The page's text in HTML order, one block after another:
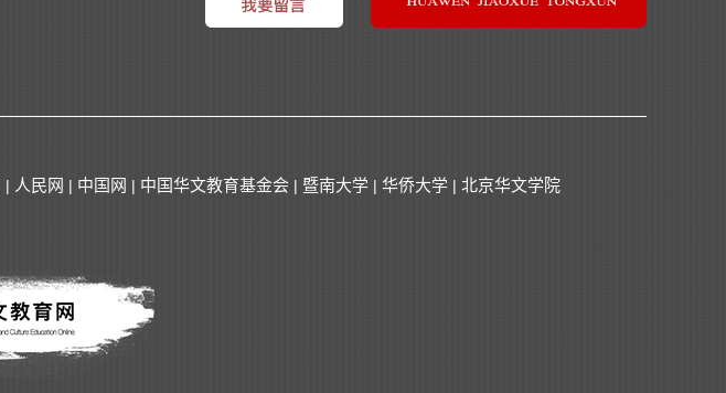
| 人民网 | 中国网 | 中国华文教育基金会 | 暨南大学 | 华侨大学 | 北京华文学院